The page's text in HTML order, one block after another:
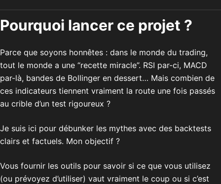
Pourquoi lancer ce projet ?
Parce que soyons honnêtes : dans le monde du trading,
tout le monde a une “recette miracle”. RSI par-ci, MACD
par-là, bandes de Bollinger en dessert… Mais combien de
ces indicateurs tiennent vraiment la route une fois passés
au crible d’un test rigoureux ?
Je suis ici pour débunker les mythes avec des backtests
clairs et factuels. Mon objectif ?
Vous fournir les outils pour savoir si ce que vous utilisez
(ou prévoyez d’utiliser) vaut vraiment le coup ou si c’est